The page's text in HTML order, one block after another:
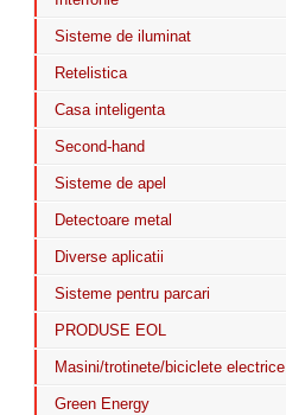
Sisteme de iluminat
Retelistica
Casa inteligenta
Second-hand
Sisteme de apel
Detectoare metal
Diverse aplicatii
Sisteme pentru parcari
PRODUSE EOL
Masini/trotinete/biciclete electrice
Green Energy